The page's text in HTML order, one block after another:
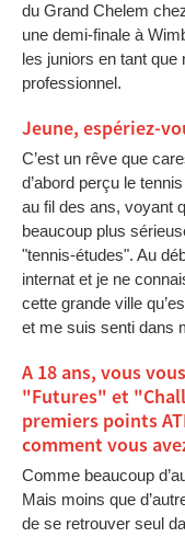
du Grand Chelem
une demi-finale à
les juniors en tant que
professionnel.
Jeune, espériez-
C’est un rêve que
d’abord perçu le
au fil des ans, voyant
beaucoup plus
"tennis-études". Au
internat et je ne
cette grande ville
et me suis senti dans
A 18 ans, vous
"Futures" et
premiers points
comment vous
Comme beaucoup
Mais moins que
de se retrouver seul